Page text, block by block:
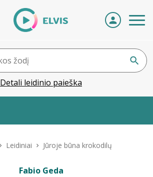
Detali leidinio paieška
Leidiniai Jūroje būna krokodilų
Fabio Geda